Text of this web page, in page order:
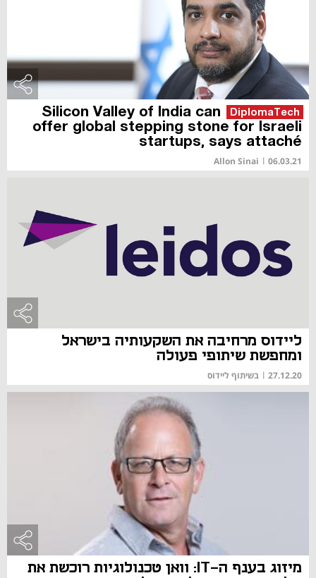
DiplomaTech
Silicon Valley of India can
offer global stepping stone for Israeli
startups, says attaché
06.03.21
|
Allon Sinai
ליידוס מרחיבה את השקעותיה בישראל
ומחפשת שיתופי פעולה
27.12.20
| בשיתוף ליידוס
מיזוג בענף ה-IT: וואן טכנולוגיות רוכשת את